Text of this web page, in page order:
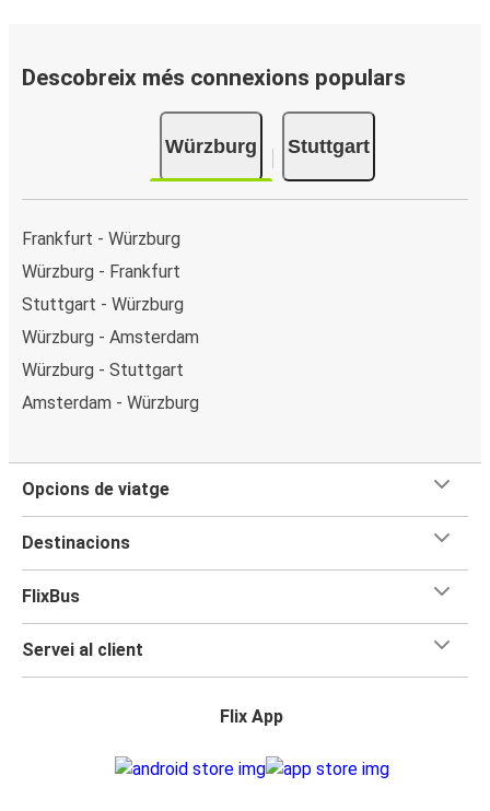
Descobreix més connexions populars
Würzburg Stuttgart
Frankfurt - Würzburg
Würzburg - Frankfurt
Stuttgart - Würzburg
Würzburg - Amsterdam
Würzburg - Stuttgart
Amsterdam - Würzburg
Opcions de viatge
Destinacions
FlixBus
Servei al client
Flix App